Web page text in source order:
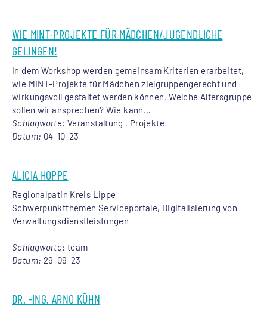
WIE MINT-PROJEKTE FÜR MÄDCHEN/JUGENDLICHE
GELINGEN!
In dem Workshop werden gemeinsam Kriterien erarbeitet,
wie MINT-Projekte für Mädchen zielgruppengerecht und
wirkungsvoll gestaltet werden können. Welche Altersgruppe
sollen wir ansprechen? Wie kann…
Schlagworte: Veranstaltung , Projekte
Datum: 04-10-23
ALICIA HOPPE
Regionalpatin Kreis Lippe
Schwerpunktthemen Serviceportale, Digitalisierung von
Verwaltungsdienstleistungen
Schlagworte: team
Datum: 29-09-23
DR. -ING. ARNO KÜHN